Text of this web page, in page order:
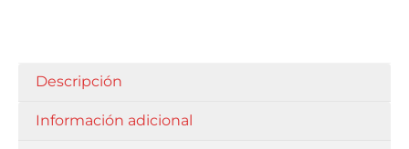
Descripción
Información adicional